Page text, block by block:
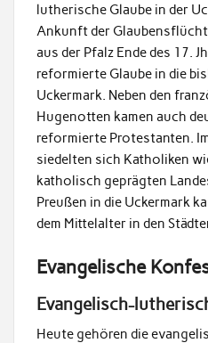
lutherische Glaube in der
Ankunft der
aus der Pfalz Ende des 17.
reformierte Glaube in die
Uckermark. Neben den
Hugenotten kamen auch
reformierte Protestanten.
siedelten sich Katholiken
katholisch geprägten
Preußen in die Uckermark
dem Mittelalter in den
Evangelische
Evangelisch-
Heute gehören die